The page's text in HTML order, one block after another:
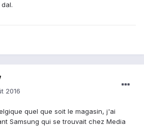
2016
quel que soit le magasin, j'ai
Samsung qui se trouvait chez Media